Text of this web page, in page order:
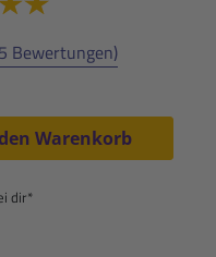
Bewertungen)
Warenkorb
dir*